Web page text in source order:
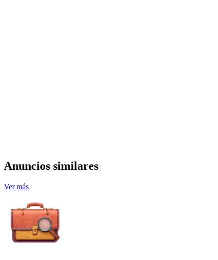
Anuncios similares
Ver más